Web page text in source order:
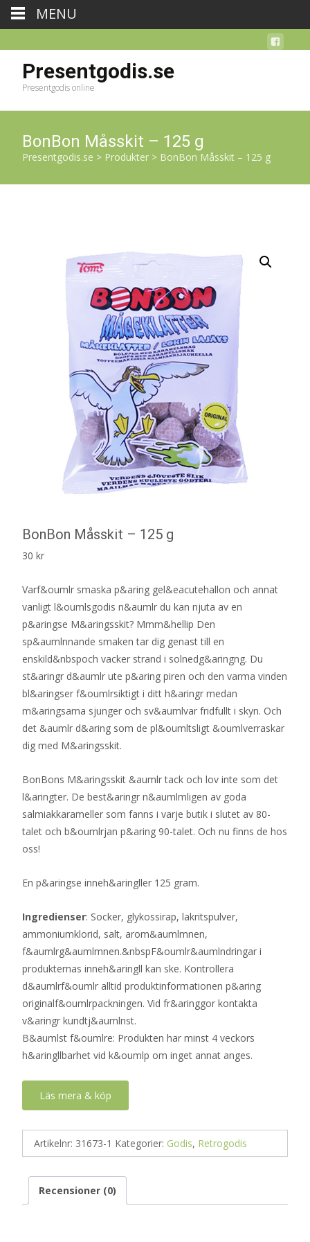
Presentgodis.se
Presentgodis online
BonBon Måsskit – 125 g
Presentgodis.se > Produkter > BonBon Måsskit – 125 g
BonBon Måsskit – 125 g
30 kr
Varf&oumlr smaska p&aring gel&eacutehallon och annat
vanligt l&oumlsgodis n&aumlr du kan njuta av en
p&aringse M&aringsskit? Mmm&hellip Den
sp&aumlnnande smaken tar dig genast till en
enskild&nbspoch vacker strand i solnedg&aringng. Du
st&aringr d&aumlr ute p&aring piren och den varma vinden
bl&aringser f&oumlrsiktigt i ditt h&aringr medan
m&aringsarna sjunger och sv&aumlvar fridfullt i skyn. Och
det &aumlr d&aring som de pl&oumltsligt &oumlverraskar
dig med M&aringsskit.
BonBons M&aringsskit &aumlr tack och lov inte som det
l&aringter. De best&aringr n&aumlmligen av goda
salmiakkarameller som fanns i varje butik i slutet av 80-
talet och b&oumlrjan p&aring 90-talet. Och nu finns de hos
oss!
En p&aringse inneh&aringller 125 gram.
Ingredienser: Socker, glykossirap, lakritspulver,
ammoniumklorid, salt, arom&aumlmnen,
f&aumlrg&aumlmnen.&nbspF&oumlr&aumlndringar i
produkternas inneh&aringll kan ske. Kontrollera
d&aumlrf&oumlr alltid produktinformationen p&aring
originalf&oumlrpackningen. Vid fr&aringgor kontakta
v&aringr kundtj&aumlnst.
B&aumlst f&oumlre: Produkten har minst 4 veckors
h&aringllbarhet vid k&oumlp om inget annat anges.
Läs mera & köp
Artikelnr: 31673-1 Kategorier: Godis, Retrogodis
Recensioner (0)
MENU